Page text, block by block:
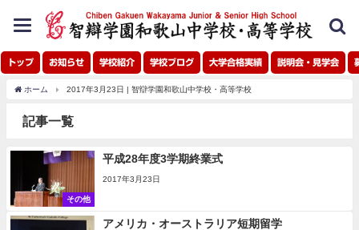
toggle
navigation
トップ お知らせ 学校紹介 学校ブログ 大学合格実績 説明会・見学会
ホーム 2017年3月23日 | 智辯学園和歌山中学校・高等学校
記事一覧
その他
平成28年度3学期終業式
2017年3月23日
アメリカ・オーストラリア短期留学